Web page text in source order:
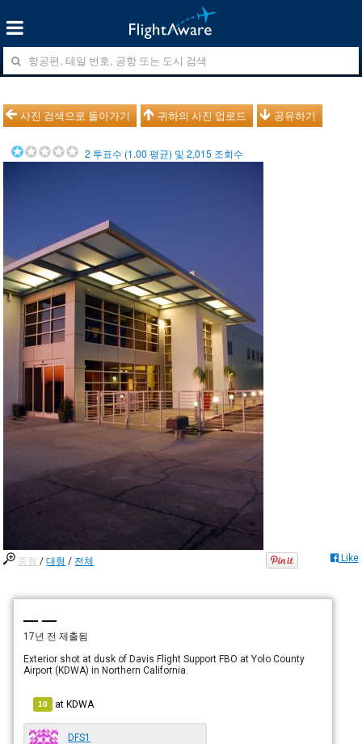
사진 검색으로 돌아가기 귀하의 사진 업로드 공유하기
2 투표수 (1.00 평균) 및2,015 조회수
중형 /대형 / 전체 Like
— —
17년 전 제출됨
Exterior shot at dusk of Davis Flight Support FBO at Yolo County
Airport (KDWA) in Northern California.
10 atKDWA
DFS1